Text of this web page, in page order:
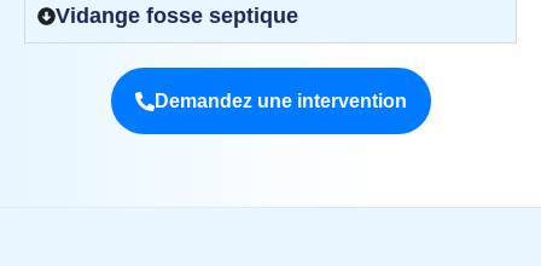
Vidange fosse septique
Demandez une intervention